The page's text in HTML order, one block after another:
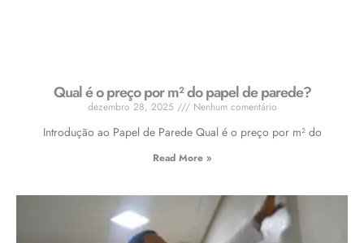
Qual é o preço por m² do papel de parede?
dezembro 28, 2025 Nenhum comentário
Introdução ao Papel de Parede Qual é o preço por m² do
Read More »